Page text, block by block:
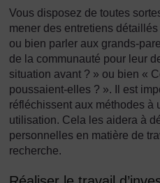
Vous disposez de toutes
mener des entretiens
ou bien parler aux grands-
de la communauté pour leur
situation avant ? » ou bien «
poussaient-elles ? ». Il est
réfléchissent aux méthodes à
utilisation. Cela les aidera à
personnelles en matière de
recherche.